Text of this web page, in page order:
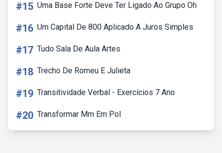
#15 Uma Base Forte Deve Ter Ligado Ao Grupo Oh
#16 Um Capital De 800 Aplicado A Juros Simples
#17 Tudo Sala De Aula Artes
#18 Trecho De Romeu E Julieta
#19 Transitividade Verbal - Exercícios 7 Ano
#20 Transformar Mm Em Pol